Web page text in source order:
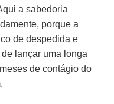
a sabedoria
porque a
de despedida e
lançar uma longa
de contágio do